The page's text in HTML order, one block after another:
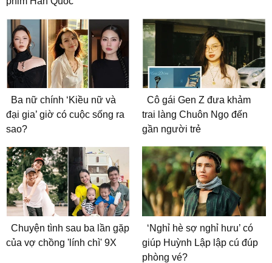
Ba nữ chính ‘Kiều nữ và
đại gia’ giờ có cuộc sống ra
sao?
Cô gái Gen Z đưa khảm
trai làng Chuôn Ngọ đến
gần người trẻ
Chuyện tình sau ba lần gặp
của vợ chồng 'lính chì' 9X
‘Nghỉ hè sợ nghỉ hưu’ có
giúp Huỳnh Lập lập cú đúp
phòng vé?